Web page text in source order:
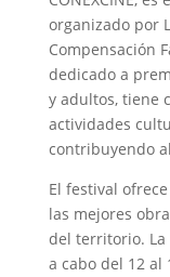
organizado por
Compensación
dedicado a
y adultos, tiene
actividades
contribuyendo
El festival
las mejores
del territorio. La
a cabo del 12 al